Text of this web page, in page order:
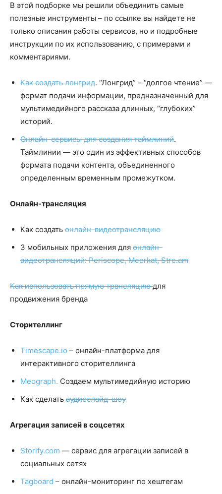
В этой подборке мы решили объединить самые
полезные инструменты – по ссылке вы найдете не
только описания работы сервисов, но и подробные
инструкции по их использованию, с примерами и
комментариями.
Как создать лонгрид. “Лонгрид” – “долгое чтение” —
формат подачи информации, предназначенный для
мультимедийного рассказа длинных, “глубоких”
историй.
Онлайн-сервисы для создания таймлиний.
Таймлинии — это один из эффективных способов
формата подачи контента, объединенного
определенным временным промежутком.
Онлайн-трансляция
Как создать онлайн-видеотрансляцию
3 мобильных приложения для онлайн-
видеотрансляций: Periscope, Meerkat, Stre.am
Как использовать прямую трансляциюдля
продвижения бренда
Сторителлинг
Timescape.io – онлайн-платформа для
интерактивного сторителлинга
Meograph. Создаем мультимедийную историю
Как сделать аудиослайд-шоу
Агрегация записей в соцсетях
Storify.com — сервис для агрегации записей в
социальных сетях
Tagboard – онлайн-мониторинг по хештегам